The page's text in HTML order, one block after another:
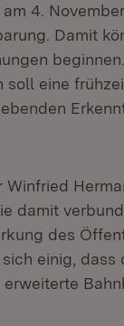
4.
Damit
soll eine
Winfried
damit
des
einig,